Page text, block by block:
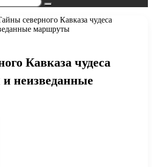
Поиск...
северного Кавказа чудеса
маршруты
Кавказа чудеса
неизведанные